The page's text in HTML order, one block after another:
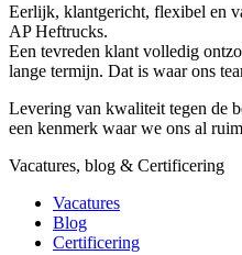
Eerlijk, klantgericht, flexibel en
AP Heftrucks.
Een tevreden klant volledig
lange termijn. Dat is waar ons
Levering van kwaliteit tegen de
een kenmerk waar we ons al
Vacatures, blog & Certificering
Vacatures
Blog
Certificering